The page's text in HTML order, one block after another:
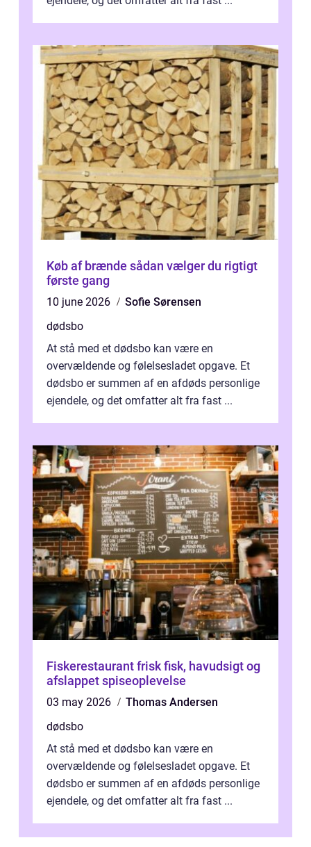
Køb af brænde sådan vælger du rigtigt
første gang
10 june 2026
Sofie Sørensen
dødsbo
At stå med et dødsbo kan være en
overvældende og følelsesladet opgave. Et
dødsbo er summen af en afdøds personlige
ejendele, og det omfatter alt fra fast ...
Fiskerestaurant frisk fisk, havudsigt og
afslappet spiseoplevelse
03 may 2026
Thomas Andersen
dødsbo
At stå med et dødsbo kan være en
overvældende og følelsesladet opgave. Et
dødsbo er summen af en afdøds personlige
ejendele, og det omfatter alt fra fast ...